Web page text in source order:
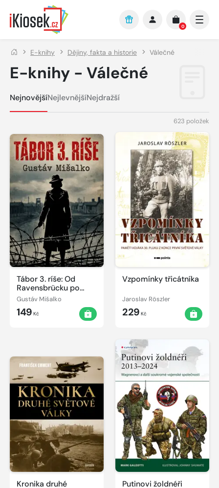
Přejít na hlavní obsah
0
E-knihy Dějiny, fakta a historie Válečné
E-knihy - Válečné
NejnovějšíNejlevnějšíNejdražší
623 položek
Tábor 3. ríše: Od
Ravensbrücku po
gdansku šibenicu –
pravda o ženách v
službách SS
Gustáv Mišalko
149 Kč
Vzpomínky třicátníka
Jaroslav Röszler
229 Kč
Kronika druhé
Putinovi žoldnéři